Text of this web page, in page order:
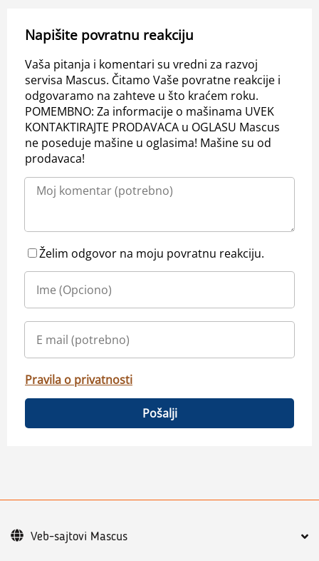
Napišite povratnu reakciju
Vaša pitanja i komentari su vredni za razvoj
servisa Mascus. Čitamo Vaše povratne reakcije i
odgovaramo na zahteve u što kraćem roku.
POMEMBNO: Za informacije o mašinama UVEK
KONTAKTIRAJTE PRODAVACA u OGLASU Mascus
ne poseduje mašine u oglasima! Mašine su od
prodavaca!
Želim odgovor na moju povratnu reakciju.
Pravila o privatnosti
Pošalji
Veb-sajtovi Mascus